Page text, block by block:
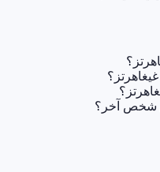
شخص آخر؟